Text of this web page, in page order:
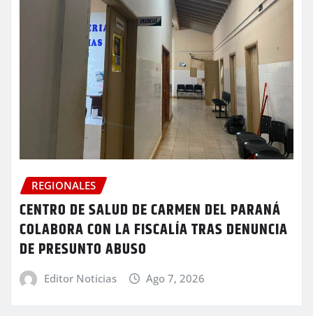
REGIONALES
CENTRO DE SALUD DE CARMEN DEL PARANÁ
COLABORA CON LA FISCALÍA TRAS DENUNCIA
DE PRESUNTO ABUSO
Editor Noticias Ago 7, 2026